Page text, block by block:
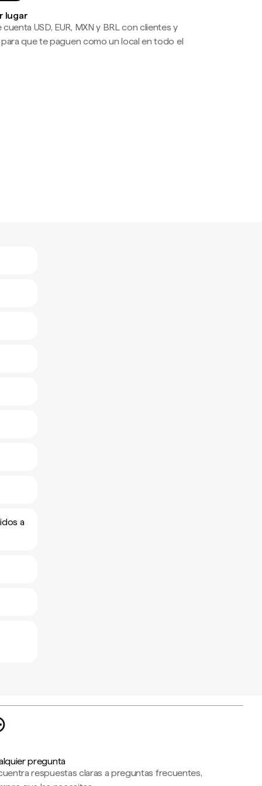
lugar
USD, EUR, MXN y BRL con clientes y
que te paguen como un local en todo el
a
pregunta
respuestas claras a preguntas frecuentes,